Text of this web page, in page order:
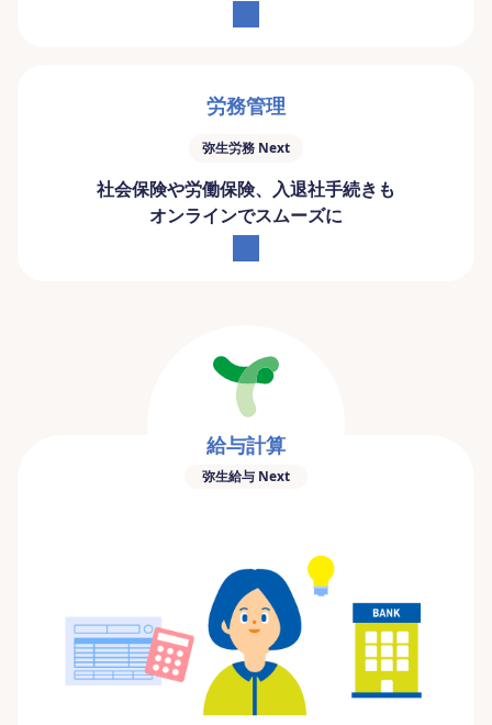
労務管理
弥生労務 Next
社会保険や労働保険、入退社手続きも
オンラインでスムーズに
給与計算
弥生給与 Next